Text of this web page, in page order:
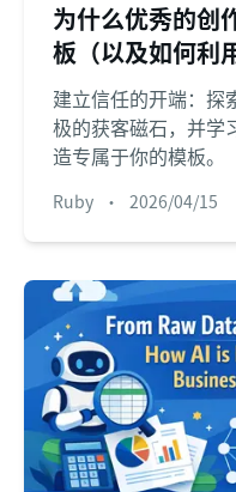
为什么优秀的创
板（以及如何利
作）
建立信任的开端：探
极的获客磁石，并学
造专属于你的模板。
Ruby • 2026/04/15